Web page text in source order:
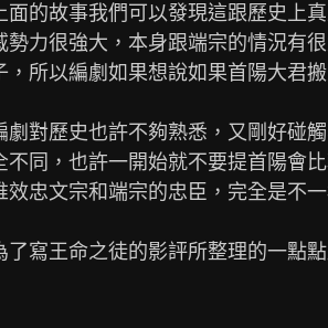
面的故事我們可以發現這跟歷史上
勢力很強大，本身跟端宗的情況有
，所以編劇如果想說如果首陽大君
劇對歷史也許不夠熟悉，又剛好碰
不同，也許一開始就不要提首陽會
效忠文宗和端宗的忠臣，完全是不
了寫王命之徒的影評所整理的一點